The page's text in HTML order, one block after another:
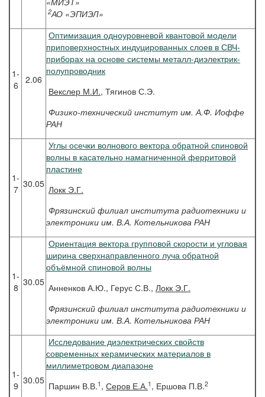
2АО «ЭПИЭЛ»
1-
6
2.06
Оптимизация одноуровневой квантовой модели
приповерхностных индуцированных слоев в СВЧ-
приборах на основе системы металл-диэлектрик-
полупроводник
Векслер М.И., Тягинов С.Э.
Физико-технический институт им. А.Ф. Иоффе
РАН
1-
7 30.05
Углы осечки волнового вектора обратной спиновой
волны в касательно намагниченной ферритовой
пластине
Локк Э.Г.
Фрязинский филиал института радиотехники и
электроники им. В.А. Котельникова РАН
1-
8 30.05
Ориентация вектора групповой скорости и угловая
ширина сверхнаправленного луча обратной
объёмной спиновой волны
Анненков А.Ю., Герус С.В., Локк Э.Г.
Фрязинский филиал института радиотехники и
электроники им. В.А. Котельникова РАН
1-
9 30.05
Исследование диэлектрических свойств
современных керамических материалов в
миллиметровом диапазоне
Паршин В.В.1 , Серов Е.А.1 , Ершова П.В.2